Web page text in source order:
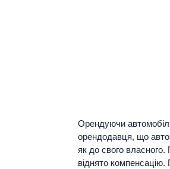
Орендуючи
орендодавця, що
як до свого
віднято